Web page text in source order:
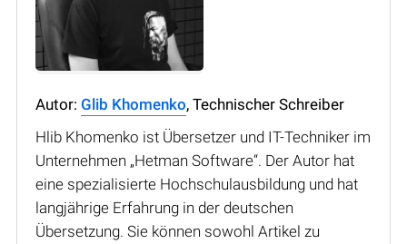
Autor: Glib Khomenko, Technischer Schreiber
Hlib Khomenko ist Übersetzer und IT-Techniker im
Unternehmen „Hetman Software“. Der Autor hat
eine spezialisierte Hochschulausbildung und hat
langjährige Erfahrung in der deutschen
Übersetzung. Sie können sowohl Artikel zu